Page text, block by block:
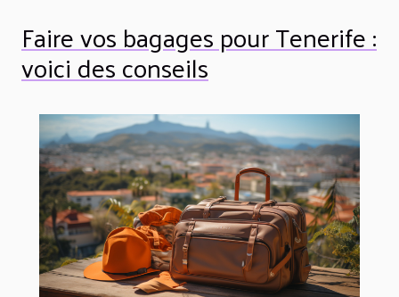
Faire vos bagages pour Tenerife :
voici des conseils